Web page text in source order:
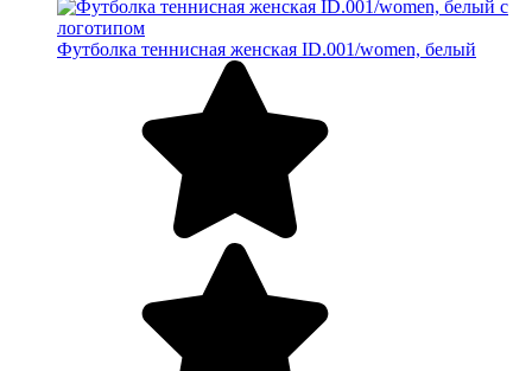
Футболка теннисная женская ID.001/women, белый